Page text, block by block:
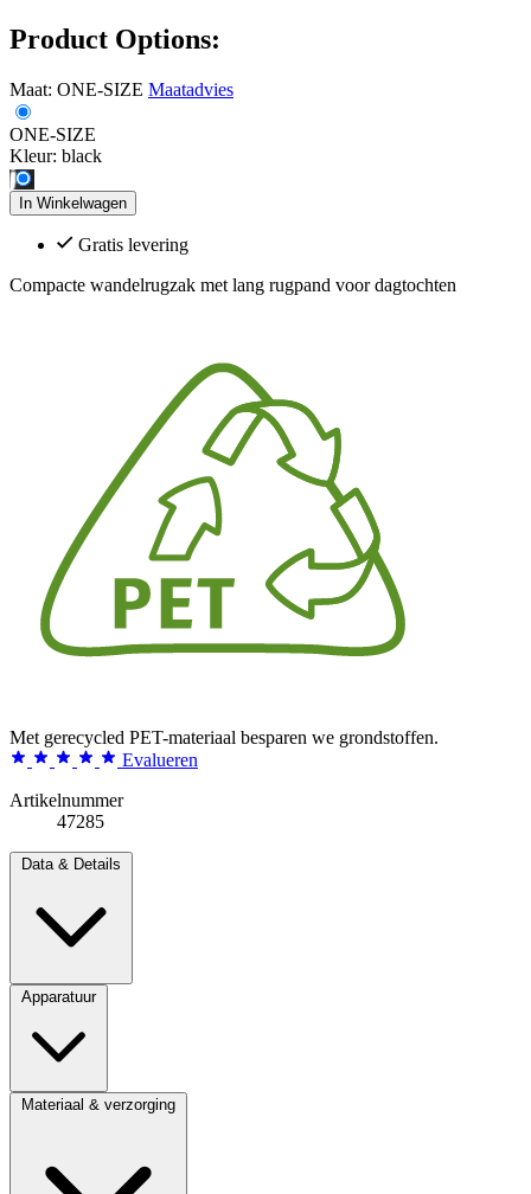
Product Options:
Maat: ONE-SIZE Maatadvies
ONE-SIZE
Kleur: black
In Winkelwagen
Gratis levering
Compacte wandelrugzak met lang rugpand voor dagtochten
Met gerecycled PET-materiaal besparen we grondstoffen.
Evalueren
Artikelnummer
47285
Data & Details
Apparatuur
Materiaal & verzorging